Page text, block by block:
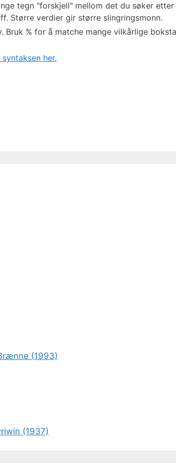
tegn "forskjell" mellom det du søker
Større verdier gir større slingringsmonn.
% for å matche mange vilkårlige
her.
(1993)
(1937)